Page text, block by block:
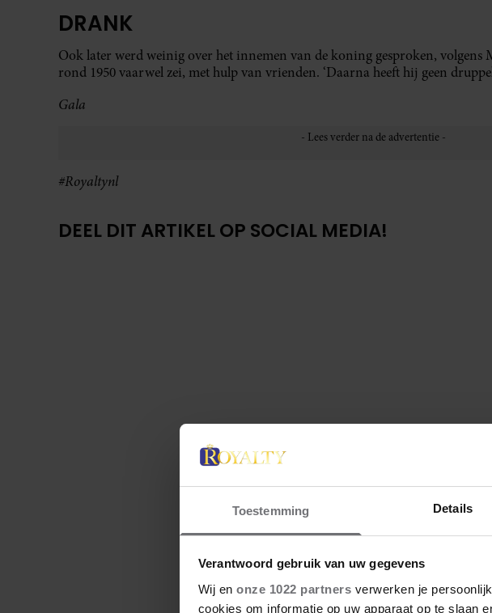
Toestemming Details
Verantwoord gebruik van uw gegevens
Wij en onze 1022 partners verwerken je
cookies om informatie op uw apparaat op te slaan
DRANK
Ook later werd weinig over het innemen van de koning gesproken,
rond 1950 vaarwel zei, met hulp van vrienden. ‘Daarna heeft hij geen
Gala
#Royaltynl
DEEL DIT ARTIKEL OP SOCIAL MEDIA!
WEEKEND